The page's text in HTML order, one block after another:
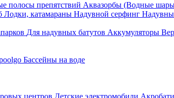
полосы препятствий Аквазорбы (Водные
Лодки, катамараны Надувной серфинг
Для надувных батутов Аккумуляторы
Бассейны на воде
центров Детские электромобили